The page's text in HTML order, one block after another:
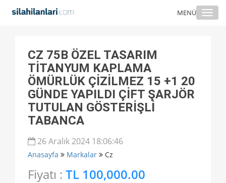
MENÜ
CZ 75B ÖZEL TASARIM
TİTANYUM KAPLAMA
ÖMÜRLÜK ÇİZİLMEZ 15 +1 20
GÜNDE YAPILDI ÇİFT ŞARJÖR
TUTULAN GÖSTERİŞLİ
TABANCA
26 Aralık 2024 18:06:46
Anasayfa Markalar Cz
Fiyatı : TL 100,000.00